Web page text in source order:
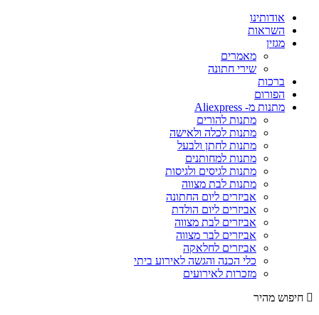
אודותינו
השראות
מגזין
מאמרים
שירי חתונה
ברכות
הפורום
מתנות מ- Aliexpress
מתנות להורים
מתנות לכלה ולאישה
מתנות לחתן ולבעל
מתנות למחותנים
מתנות לגיסים ולגיסות
מתנות לבת מצווה
אביזרים ליום החתונה
אביזרים ליום הולדת
אביזרים לבת מצווה
אביזרים לבר מצווה
אביזרים לחלאקה
כלי הכנה והגשה לאירוע ביתי
מזכרות לאירועים
חיפוש מהיר